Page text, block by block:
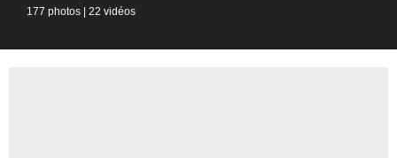
177 photos | 22 vidéos